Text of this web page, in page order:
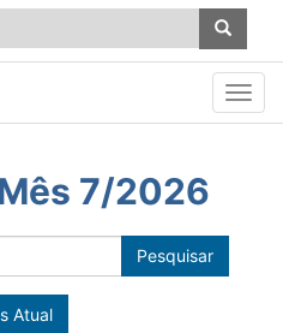
7/2026
Pesquisar
Atual